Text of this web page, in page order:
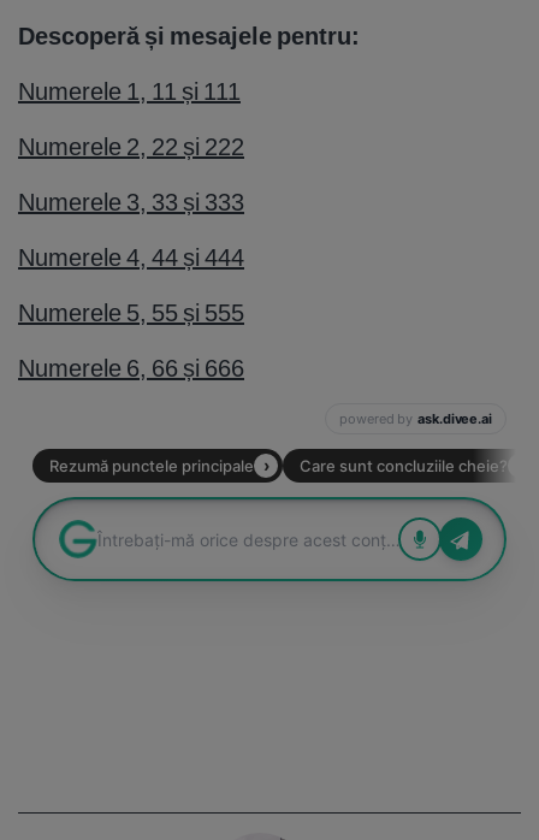
Descoperă și mesajele pentru:
Numerele 1, 11 și 111
Numerele 2, 22 și 222
Numerele 3, 33 și 333
Numerele 4, 44 și 444
Numerele 5, 55 și 555
Numerele 6, 66 și 666